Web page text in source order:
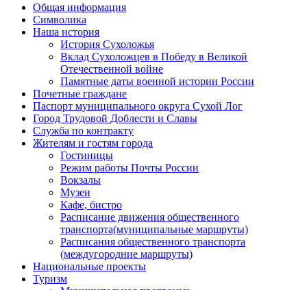
Общая информация
Символика
Наша история
История Сухоложья
Вклад Сухоложцев в Победу в Великой
Отечественной войне
Памятные даты военной истории России
Почетные граждане
Паспорт муниципального округа Сухой Лог
Город Трудовой Доблести и Славы
Служба по контракту
Жителям и гостям города
Гостиницы
Режим работы Почты России
Вокзалы
Музеи
Кафе, бистро
Расписание движения общественного
транспорта(муниципальные маршруты)
Расписания общественного транспорта
(междугородние маршруты)
Национальные проекты
Туризм